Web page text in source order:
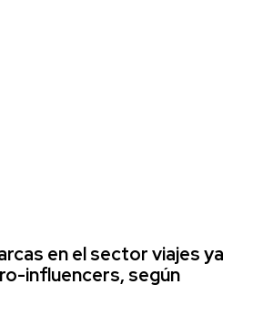
en el sector viajes ya
influencers, según